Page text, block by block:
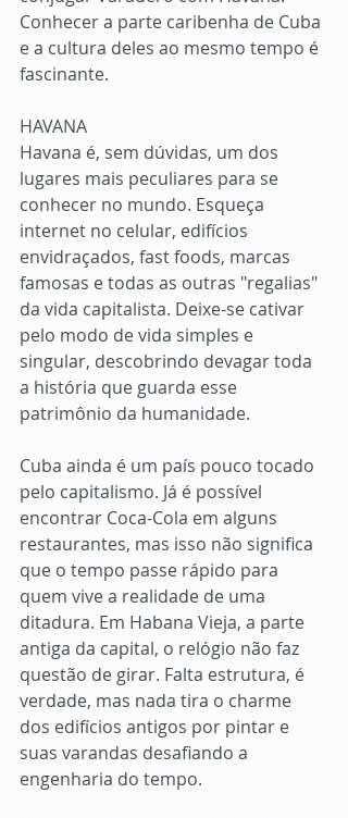
Conhecer a parte caribenha de Cuba
e a cultura deles ao mesmo tempo é
fascinante.
HAVANA
Havana é, sem dúvidas, um dos
lugares mais peculiares para se
conhecer no mundo. Esqueça
internet no celular, edifícios
envidraçados, fast foods, marcas
famosas e todas as outras "regalias"
da vida capitalista. Deixe-se cativar
pelo modo de vida simples e
singular, descobrindo devagar toda
a história que guarda esse
patrimônio da humanidade.
Cuba ainda é um país pouco tocado
pelo capitalismo. Já é possível
encontrar Coca-Cola em alguns
restaurantes, mas isso não significa
que o tempo passe rápido para
quem vive a realidade de uma
ditadura. Em Habana Vieja, a parte
antiga da capital, o relógio não faz
questão de girar. Falta estrutura, é
verdade, mas nada tira o charme
dos edifícios antigos por pintar e
suas varandas desafiando a
engenharia do tempo.